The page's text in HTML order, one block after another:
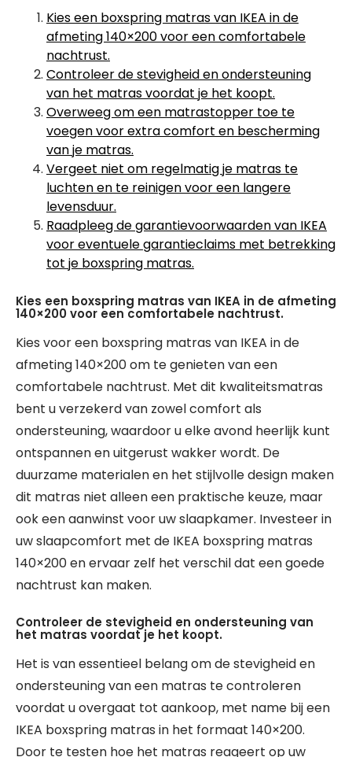
Kies een boxspring matras van IKEA in de
afmeting 140×200 voor een comfortabele
nachtrust.
Controleer de stevigheid en ondersteuning
van het matras voordat je het koopt.
Overweeg om een matrastopper toe te
voegen voor extra comfort en bescherming
van je matras.
Vergeet niet om regelmatig je matras te
luchten en te reinigen voor een langere
levensduur.
Raadpleeg de garantievoorwaarden van IKEA
voor eventuele garantieclaims met betrekking
tot je boxspring matras.
Kies een boxspring matras van IKEA in de afmeting
140×200 voor een comfortabele nachtrust.
Kies voor een boxspring matras van IKEA in de
afmeting 140×200 om te genieten van een
comfortabele nachtrust. Met dit kwaliteitsmatras
bent u verzekerd van zowel comfort als
ondersteuning, waardoor u elke avond heerlijk kunt
ontspannen en uitgerust wakker wordt. De
duurzame materialen en het stijlvolle design maken
dit matras niet alleen een praktische keuze, maar
ook een aanwinst voor uw slaapkamer. Investeer in
uw slaapcomfort met de IKEA boxspring matras
140×200 en ervaar zelf het verschil dat een goede
nachtrust kan maken.
Controleer de stevigheid en ondersteuning van
het matras voordat je het koopt.
Het is van essentieel belang om de stevigheid en
ondersteuning van een matras te controleren
voordat u overgaat tot aankoop, met name bij een
IKEA boxspring matras in het formaat 140×200.
Door te testen hoe het matras reageert op uw